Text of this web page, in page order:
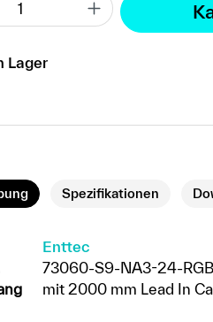
Lager
Spezifikationen
Enttec
73060-S9-NA3-24-
mit 2000 mm Lead In